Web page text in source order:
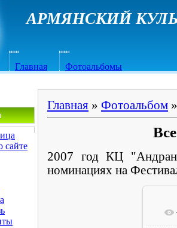
АРМЯНСКИЙ
Главная Фотоальбомы
сайте
Главная » Фотоальбом
2007 год КЦ
номинациях на